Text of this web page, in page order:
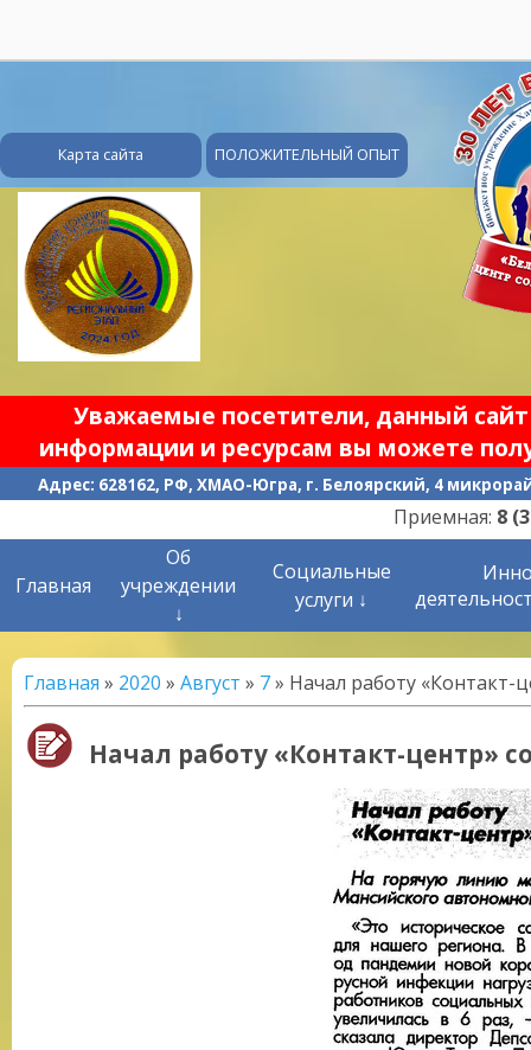
Карта сайта ПОЛОЖИТЕЛЬНЫЙ ОПЫТ
Уважаемые посетители, данный
информации и ресурсам вы можете
Адрес: 628162, РФ, ХМАО-Югра, г. Белоярский, 4
Приемная:8
Главная
Об
учреждении
↓
Социальные
услуги ↓
Главная » 2020 » Август » 7» Начал работу «Контакт-
Начал работу «Контакт-центр»